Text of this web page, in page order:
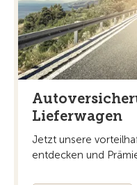
Lieferwagen
Jetzt unsere
entdecken und